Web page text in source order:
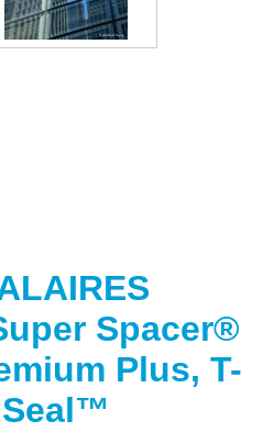
Spacer®
Plus, T-